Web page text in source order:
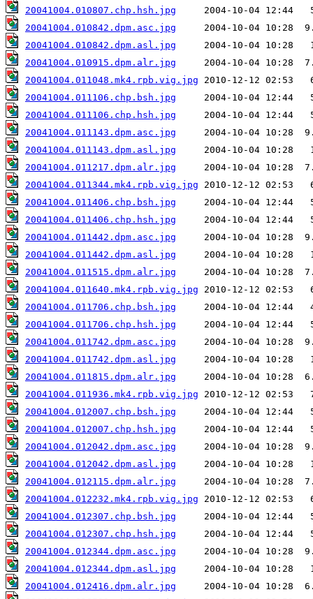
20041004.010807.chp.hsh.jpg
20041004.010842.dpm.asc.jpg
20041004.010842.dpm.asl.jpg
20041004.010915.dpm.alr.jpg
20041004.011048.mk4.rpb.vig.jpg
20041004.011106.chp.bsh.jpg
20041004.011106.chp.hsh.jpg
20041004.011143.dpm.asc.jpg
20041004.011143.dpm.asl.jpg
20041004.011217.dpm.alr.jpg
20041004.011344.mk4.rpb.vig.jpg
20041004.011406.chp.bsh.jpg
20041004.011406.chp.hsh.jpg
20041004.011442.dpm.asc.jpg
20041004.011442.dpm.asl.jpg
20041004.011515.dpm.alr.jpg
20041004.011640.mk4.rpb.vig.jpg
20041004.011706.chp.bsh.jpg
20041004.011706.chp.hsh.jpg
20041004.011742.dpm.asc.jpg
20041004.011742.dpm.asl.jpg
20041004.011815.dpm.alr.jpg
20041004.011936.mk4.rpb.vig.jpg
20041004.012007.chp.bsh.jpg
20041004.012007.chp.hsh.jpg
20041004.012042.dpm.asc.jpg
20041004.012042.dpm.asl.jpg
20041004.012115.dpm.alr.jpg
20041004.012232.mk4.rpb.vig.jpg
20041004.012307.chp.bsh.jpg
20041004.012307.chp.hsh.jpg
20041004.012344.dpm.asc.jpg
20041004.012344.dpm.asl.jpg
20041004.012416.dpm.alr.jpg